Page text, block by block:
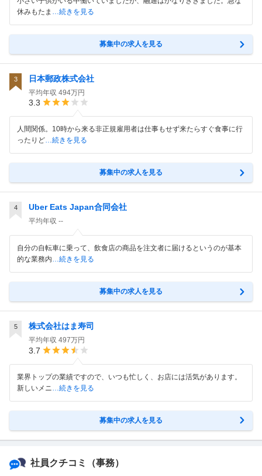
休みもたま …続きを見る
募集中の求人を見る
3 日本郵政株式会社
平均年収 494万円
3.3
人間関係。10時から来る非正規雇用者は仕事もせず来たらすぐ食事に行
ったりど…続きを見る
募集中の求人を見る
4 Uber Eats Japan合同会社
平均年収 --
自分の自転車に乗って、飲食店の商品を注文者に届けるというのが基本
的な業務内…続きを見る
募集中の求人を見る
5 株式会社はま寿司
平均年収 497万円
3.7
業界トップの業績ですので、いつも忙しく、お店には活気があります。
新しいメニ
…続きを見る
募集中の求人を見る
社員クチコミ （事務）